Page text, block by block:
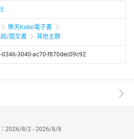
樂天Kobo電子書
/圖文書
其他主題
3040-ac70-f870dec09c92
2026/8/2 - 2026/8/8